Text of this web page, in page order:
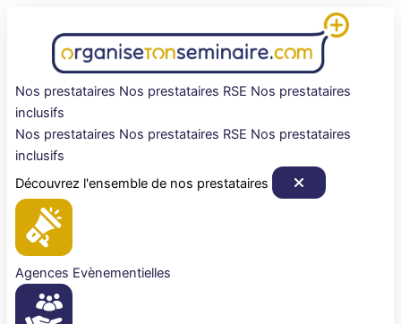
Nos prestataires Nos prestataires RSE Nos prestataires
inclusifs
Nos prestataires Nos prestataires RSE Nos prestataires
inclusifs
Découvrez l'ensemble de nos prestataires
Agences Evènementielles